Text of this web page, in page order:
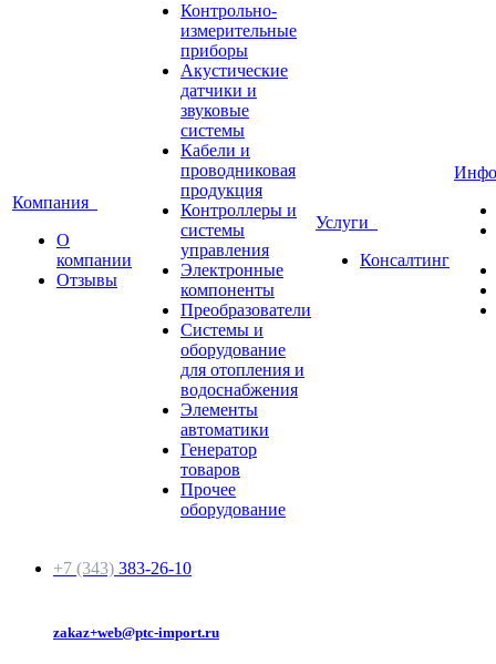
Компания
О
компании
Отзывы
Контрольно-
измерительные
приборы
Акустические
датчики и
звуковые
системы
Кабели и
проводниковая
продукция
Контроллеры и
системы
управления
Электронные
компоненты
Преобразователи
Системы и
оборудование
для отопления и
водоснабжения
Элементы
автоматики
Генератор
товаров
Прочее
оборудование
Услуги
Консалтинг
+7 (343) 383-26-10
zakaz+web@ptc-import.ru